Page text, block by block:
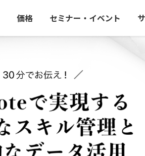
価格 セミナー・イベント